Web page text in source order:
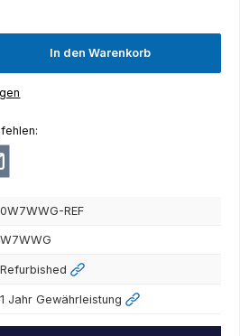
In den Warenkorb
0W7WWG-REF
W7WWG
Refurbished
1 Jahr Gewährleistung